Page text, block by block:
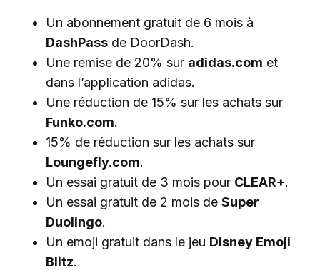
Un abonnement gratuit de 6 mois à
DashPass de DoorDash.
Une remise de 20% sur adidas.com et
dans l’application adidas.
Une réduction de 15% sur les achats sur
Funko.com.
15% de réduction sur les achats sur
Loungefly.com.
Un essai gratuit de 3 mois pour CLEAR+.
Un essai gratuit de 2 mois de Super
Duolingo.
Un emoji gratuit dans le jeu Disney Emoji
Blitz.